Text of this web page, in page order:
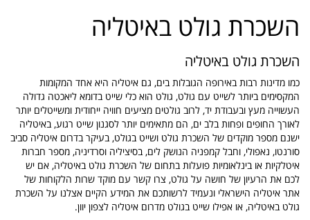
השכרת גולט באיטליה
השכרת גולט באיטליה
כמו מדינות רבות באירופה הגובלות בים, גם איטליה היא אחד המקומות
המקסימים ביותר לשייט עם גולט, גולט הוא כלי שייט בדומא ליאכטה גדולה
העשוייה מעץ ובעבודת יד, לרוב גולטים מציעים חוויה ייחודית ומשייטלים יותר
לאורך החופים ופחות בלב ים, הם מתאימים יותר לסגנון שייט רגוע, באיטליה
ישנם מספר מוקדים של השכרת גולט ושייט בגולט, בעיקר בדרום איטליה סביב
סורנטו, נאפולי, וחבל קמפניה הנושק לים, בסיציליה וסרדיניה, מספר חברות
איטלקיות או בינלאומיות פועלות בתחום של השכרת גולט באיטליה, אם יש
לכם את הרעיון של חושה על גולט, צרו קשר עם מוקד שרות הלקוחות של
אתר איטליה הישראלי ונעמיד לרשותכם את המידע הקיים אצלנו על השכרת
גולט באיטליה, או אפילו שייט בגולט מדרום איטליה לצפון יוון.